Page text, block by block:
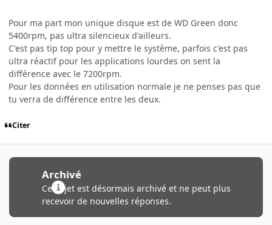
Pour ma part mon unique disque est de WD Green donc
5400rpm, pas ultra silencieux d'ailleurs.
C'est pas tip top pour y mettre le système, parfois c'est pas
ultra réactif pour les applications lourdes on sent la
différence avec le 7200rpm.
Pour les données en utilisation normale je ne penses pas que
tu verra de différence entre les deux.
Citer
Archivé
Ce sujet est désormais archivé et ne peut plus
recevoir de nouvelles réponses.